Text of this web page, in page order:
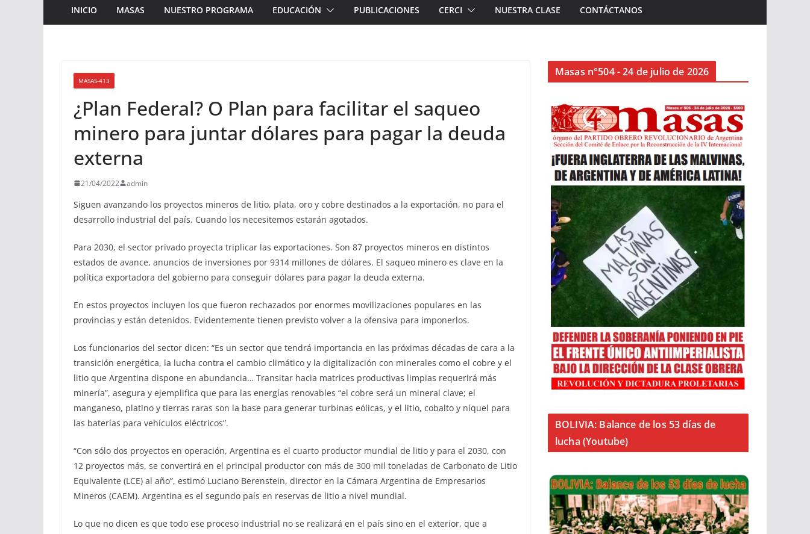
INICIO MASAS NUESTRO PROGRAMA EDUCACIÓN PUBLICACIONES CERCI NUESTRA CLASE CONTÁCTANOS
MASAS-413
¿Plan Federal? O Plan para facilitar el saqueo
minero para juntar dólares para pagar la deuda
externa
21/04/2022 admin
Siguen avanzando los proyectos mineros de litio, plata, oro y cobre destinados a la exportación, no para el
desarrollo industrial del país. Cuando los necesitemos estarán agotados.
Para 2030, el sector privado proyecta triplicar las exportaciones. Son 87 proyectos mineros en distintos
estados de avance, anuncios de inversiones por 9314 millones de dólares. El saqueo minero es clave en la
política exportadora del gobierno para conseguir dólares para pagar la deuda externa.
En estos proyectos incluyen los que fueron rechazados por enormes movilizaciones populares en las
provincias y están detenidos. Evidentemente tienen previsto volver a la ofensiva para imponerlos.
Los funcionarios del sector dicen: “Es un sector que tendrá importancia en las próximas décadas de cara a la
transición energética, la lucha contra el cambio climático y la digitalización con minerales como el cobre y el
litio que Argentina dispone en abundancia… Transitar hacia matrices productivas limpias requerirá más
minería”, asegura y ejemplifica que para las energías renovables “el cobre será un mineral clave; el
manganeso, platino y tierras raras son la base para generar turbinas eólicas, y el litio, cobalto y níquel para
las baterías para vehículos eléctricos”.
“Con sólo dos proyectos en operación, Argentina es el cuarto productor mundial de litio y para el 2030, con
12 proyectos más, se convertirá en el principal productor con más de 300 mil toneladas de Carbonato de Litio
Equivalente (LCE) al año”, estimó Luciano Berenstein, director en la Cámara Argentina de Empresarios
Mineros (CAEM). Argentina es el segundo país en reservas de litio a nivel mundial.
Lo que no dicen es que todo ese proceso industrial no se realizará en el país sino en el exterior, que a
Masas n°504 - 24 de julio de 2026
BOLIVIA: Balance de los 53 días de
lucha (Youtube)